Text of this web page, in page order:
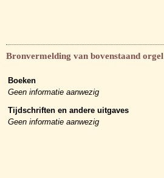
Bronvermelding van bovenstaand orgel
Boeken
Geen informatie aanwezig
Tijdschriften en andere uitgaves
Geen informatie aanwezig